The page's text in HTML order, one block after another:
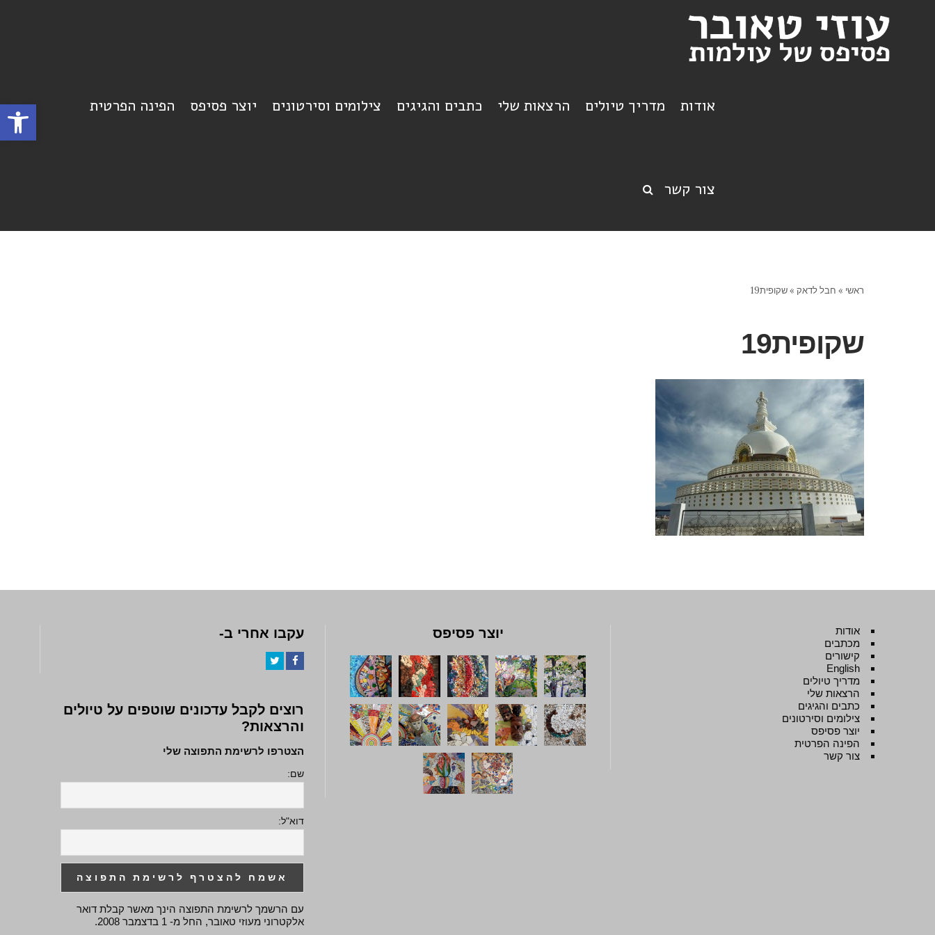
פתח אודות מדריך טיולים הרצאות שלי כתבים והגיגים צילומים וסירטונים יוצר פסיפס הפינה הפרטית
צור קשר
ראשי » חבל לדאק »שקופית19
שקופית19
אודות
מכתבים
קישורים
English
מדריך טיולים
הרצאות שלי
כתבים והגיגים
צילומים וסירטונים
יוצר פסיפס
הפינה הפרטית
צור קשר
יוצר פסיפס עקבו אחרי ב-
רוצים לקבל עדכונים שוטפים על טיולים
והרצאות?
הצטרפו לרשימת התפוצה שלי
שם:
דוא"ל:
עם הרשמך לרשימת התפוצה הינך מאשר קבלת דואר
אלקטרוני מעוזי טאובר, החל מ- 1 בדצמבר 2008.